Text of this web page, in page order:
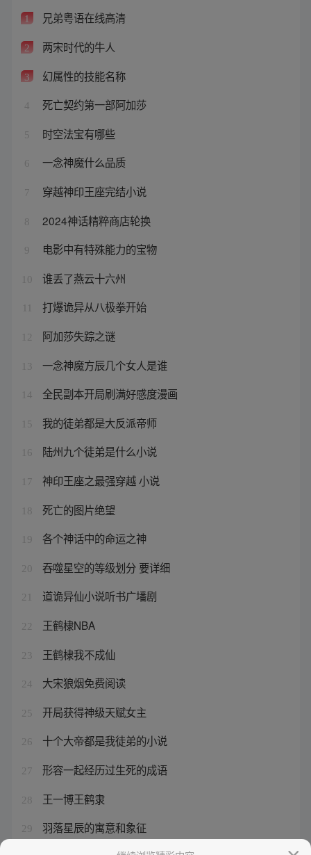
1 兄弟粤语在线高清
2 两宋时代的牛人
3 幻属性的技能名称
4 死亡契约第一部阿加莎
5 时空法宝有哪些
6 一念神魔什么品质
7 穿越神印王座完结小说
8 2024神话精粹商店轮换
9 电影中有特殊能力的宝物
10 谁丢了燕云十六州
打爆诡异从八极拳开始
12 阿加莎失踪之谜
13 一念神魔方辰几个女人是谁
14 全民副本开局刷满好感度漫画
15 我的徒弟都是大反派帝师
16 陆州九个徒弟是什么小说
17 神印王座之最强穿越 小说
18 死亡的图片绝望
19 各个神话中的命运之神
20 吞噬星空的等级划分 要详细
21 道诡异仙小说听书广墦剧
22 王鹤棣NBA
23 王鹤棣我不成仙
24 大宋狼烟免费阅读
25 开局获得神级天赋女主
26 十个大帝都是我徒弟的小说
27 形容一起经历过生死的成语
28 王一博王鹤隶
29 羽落星辰的寓意和象征